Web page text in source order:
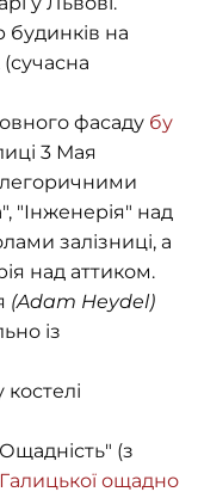
на
(сучасна
фасаду бу
3 Мая
"Інженерія" над
залізниці, а
над аттиком.
(Adam Heydel)
із
(з
Галицької ощадно